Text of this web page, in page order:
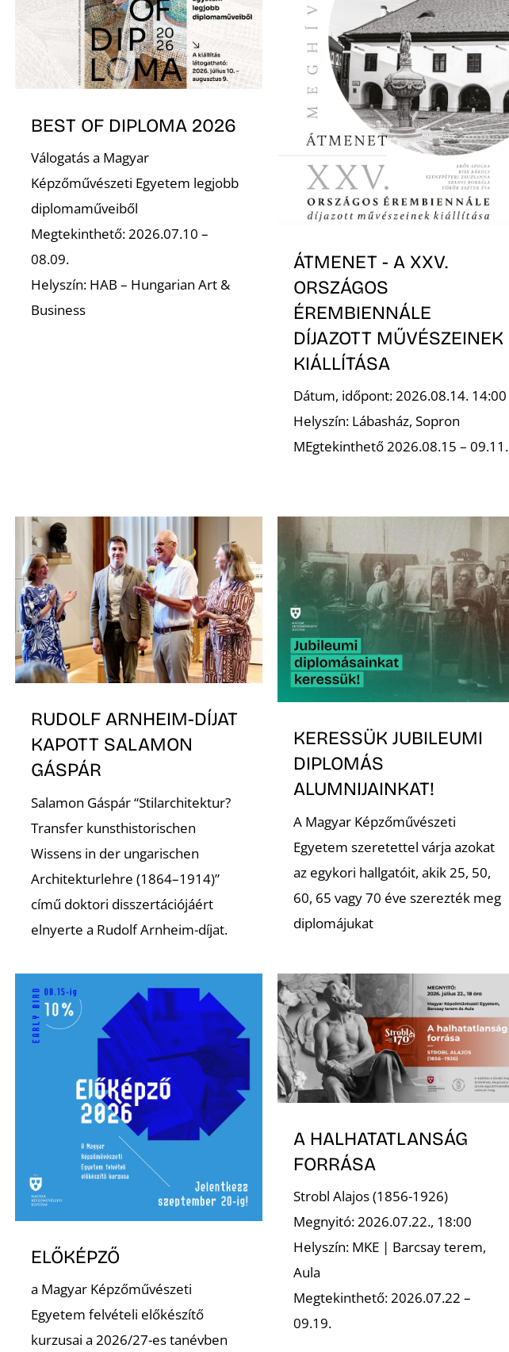
BEST OF DIPLOMA 2026
Válogatás a Magyar
Képzőművészeti Egyetem legjobb
diplomaműveiből
Megtekinthető: 2026.07.10 –
08.09.
Helyszín: HAB – Hungarian Art &
Business
ÁTMENET - A XXV.
ORSZÁGOS
ÉREMBIENNÁLE
DÍJAZOTT MŰVÉSZEINEK
KIÁLLÍTÁSA
Dátum, időpont: 2026.08.14. 14:00
Helyszín: Lábasház, Sopron
MEgtekinthető 2026.08.15 – 09.11.
RUDOLF ARNHEIM-DÍJAT
KAPOTT SALAMON
GÁSPÁR
Salamon Gáspár “Stilarchitektur?
Transfer kunsthistorischen
Wissens in der ungarischen
Architekturlehre (1864–1914)”
című doktori disszertációjáért
elnyerte a Rudolf Arnheim-díjat.
KERESSÜK JUBILEUMI
DIPLOMÁS
ALUMNIJAINKAT!
A Magyar Képzőművészeti
Egyetem szeretettel várja azokat
az egykori hallgatóit, akik 25, 50,
60, 65 vagy 70 éve szerezték meg
diplomájukat
ELŐKÉPZŐ
a Magyar Képzőművészeti
Egyetem felvételi előkészítő
kurzusai a 2026/27-es tanévben
A HALHATATLANSÁG
FORRÁSA
Strobl Alajos (1856-1926)
Megnyitó: 2026.07.22., 18:00
Helyszín: MKE | Barcsay terem,
Aula
Megtekinthető: 2026.07.22 –
09.19.